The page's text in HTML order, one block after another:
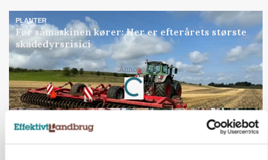
PLANTER
Før såmaskinen kører: Her er efterårets største
skadedyrsrisici
Annonce
Loading...